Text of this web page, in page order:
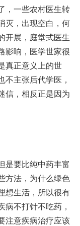
，一些农村医生转
灭，出现空白，何
开展，庭堂式医生
影响，医学世家很
真正意义上的世
不主张后代学医，
信，相反正是因为
是要比纯中药丰富
方法，为什么绿色
想生活，所以很有
病不打针不吃药，
注意疾病治疗应该